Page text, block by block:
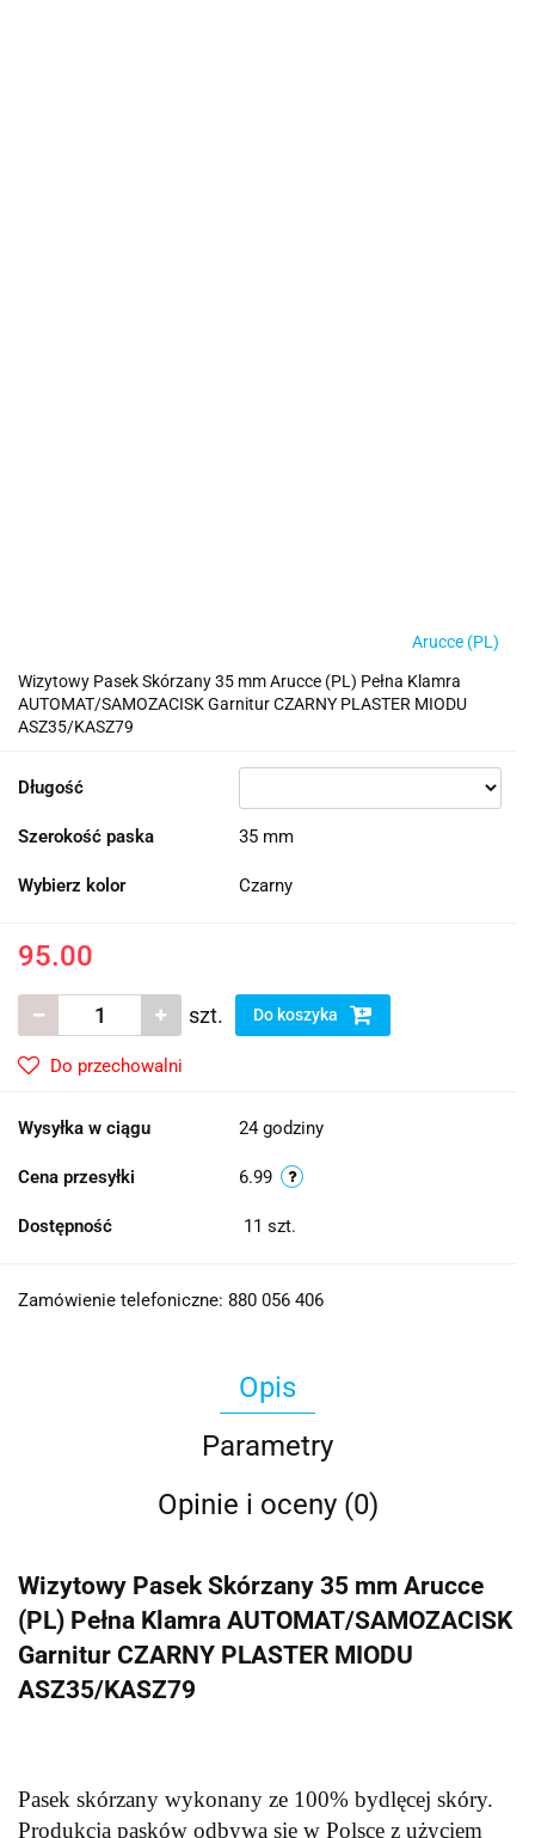
Arucce (PL)
Wizytowy Pasek Skórzany 35 mm Arucce (PL) Pełna Klamra
AUTOMAT/SAMOZACISK Garnitur CZARNY PLASTER MIODU
ASZ35/KASZ79
Długość
Szerokość paska 35 mm
Wybierz kolor Czarny
95.00
szt. Do koszyka
Do przechowalni
Wysyłka w ciągu 24 godziny
Cena przesyłki 6.99
Dostępność 11 szt.
Zamówienie telefoniczne: 880 056 406
Opis
Parametry
Opinie i oceny (0)
Wizytowy Pasek Skórzany 35 mm Arucce
(PL) Pełna Klamra AUTOMAT/SAMOZACISK
Garnitur CZARNY PLASTER MIODU
ASZ35/KASZ79
Pasek skórzany wykonany ze 100% bydlęcej skóry.
Produkcja pasków odbywa się w Polsce z użyciem